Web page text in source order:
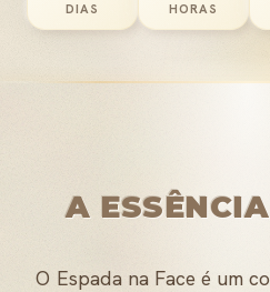
DIAS HORAS
A
O Espada na Face é um